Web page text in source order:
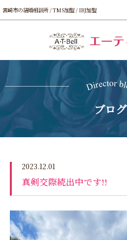
宮崎市の結婚相談所 / TMS加盟 / IBJ加盟
ブログ
2023.12.01
真剣交際続出中です!!